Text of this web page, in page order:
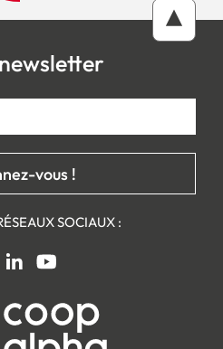
SOCIAUX :